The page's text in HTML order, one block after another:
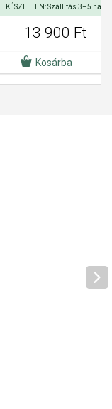
KÉSZLETEN: Szállítás 3–5 nap
13 900 Ft
Kosárba